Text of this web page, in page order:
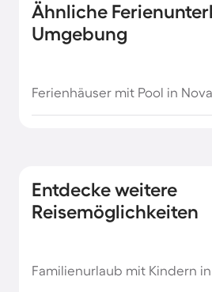
Ähnliche
Umgebung
Ferienhäuser mit Pool in
Entdecke weitere
Reisemöglichkeiten
Familienurlaub mit Kindern